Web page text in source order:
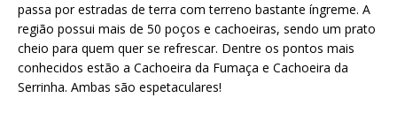
passa por estradas de terra com terreno bastante íngreme. A
região possui mais de 50 poços e cachoeiras, sendo um prato
cheio para quem quer se refrescar. Dentre os pontos mais
conhecidos estão a Cachoeira da Fumaça e Cachoeira da
Serrinha. Ambas são espetaculares!